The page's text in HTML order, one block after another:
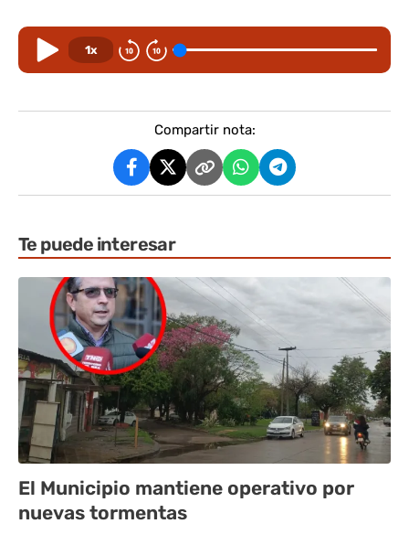
1x
Compartir nota:
Te puede interesar
El Municipio mantiene operativo por
nuevas tormentas